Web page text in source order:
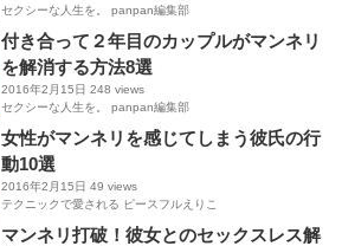
セクシーな人生を。 panpan編集部
付き合って２年目のカップルがマンネリ
を解消する方法8選
2016年2月15日 248 views
セクシーな人生を。 panpan編集部
女性がマンネリを感じてしまう彼氏の行
動10選
2016年2月15日 49 views
テクニックで愛される ピースフルえりこ
マンネリ打破！彼女とのセックスレス解